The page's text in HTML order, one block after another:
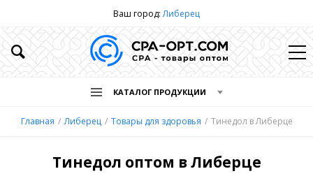
Ваш город:Либерец
КАТАЛОГ ПРОДУКЦИИ
Главная Либерец Товары для здоровья Тинедол в Либерце
Тинедол оптом в Либерце